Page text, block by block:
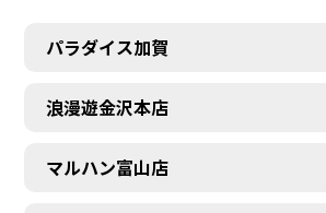
パラダイス加賀
浪漫遊金沢本店
マルハン富山店